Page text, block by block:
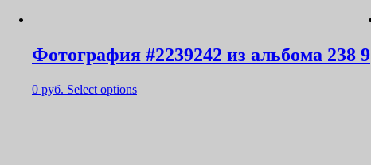
Фотография #2239242 из альбома 238 9
0 руб. Select options